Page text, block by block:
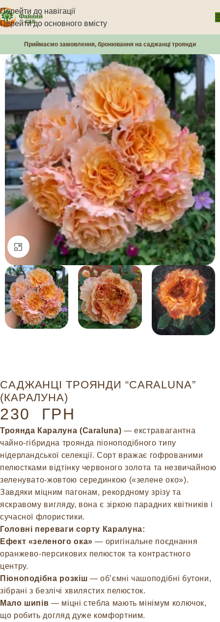
Перейти до навігації
Перейти до основного вмісту
Приймаємо замовлення, бронювання на саджанці троянди
Натисніть, щоб збільшити
САДЖАНЦІ ТРОЯНДИ “CARALUNA”
(КАРАЛУНА)
230 ГРН
Троянда Каралуна (Caraluna) — екстравагантна
чайно-гібридна троянда піоноподібного типу
нідерландської селекції. Сорт вражає гофрованими
пелюстками відтінку червоного золота та незвичайною
зеленувато-жовтою серединкою («зелене око»).
Завдяки міцним пагонам, рекордному зрізу та
яскравому вигляду, вона є зіркою парадних квітників і
сучасної флористики.
Головні переваги сорту Каралуна:
Ефект «зеленого ока» — оригінальне поєднання
оранжево-персикових пелюсток та контрастного
центру.
Піоноподібна розкіш — об’ємні чашоподібні бутони,
зібрані з безлічі хвилястих пелюсток.
Мало шипів — міцні стебла мають мінімум колючок,
що робить догляд дуже комфортним.